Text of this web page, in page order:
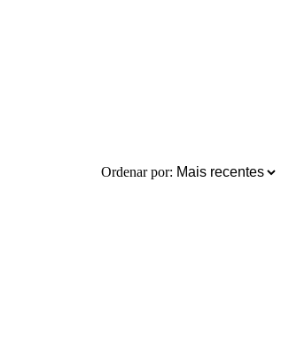
Ordenar por: